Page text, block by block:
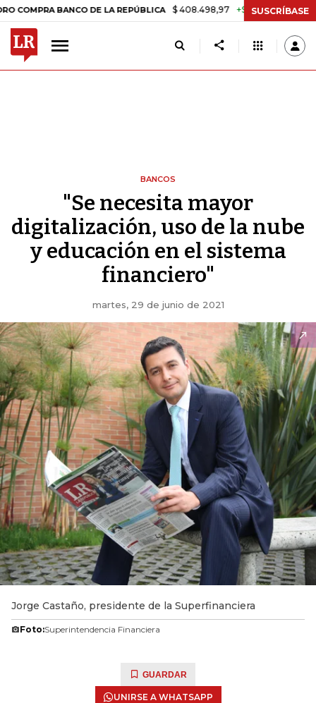
BANCO DE LA REPÚBLICA $ 408.498,97 +$ 8.753,81 +2,19%
SUSCRÍBASE
BANCOS
"Se necesita mayor
digitalización, uso de la nube
y educación en el sistema
financiero"
martes, 29 de junio de 2021
Jorge Castaño, presidente de la Superfinanciera
Foto:Superintendencia Financiera
GUARDAR
UNIRSE A WHATSAPP